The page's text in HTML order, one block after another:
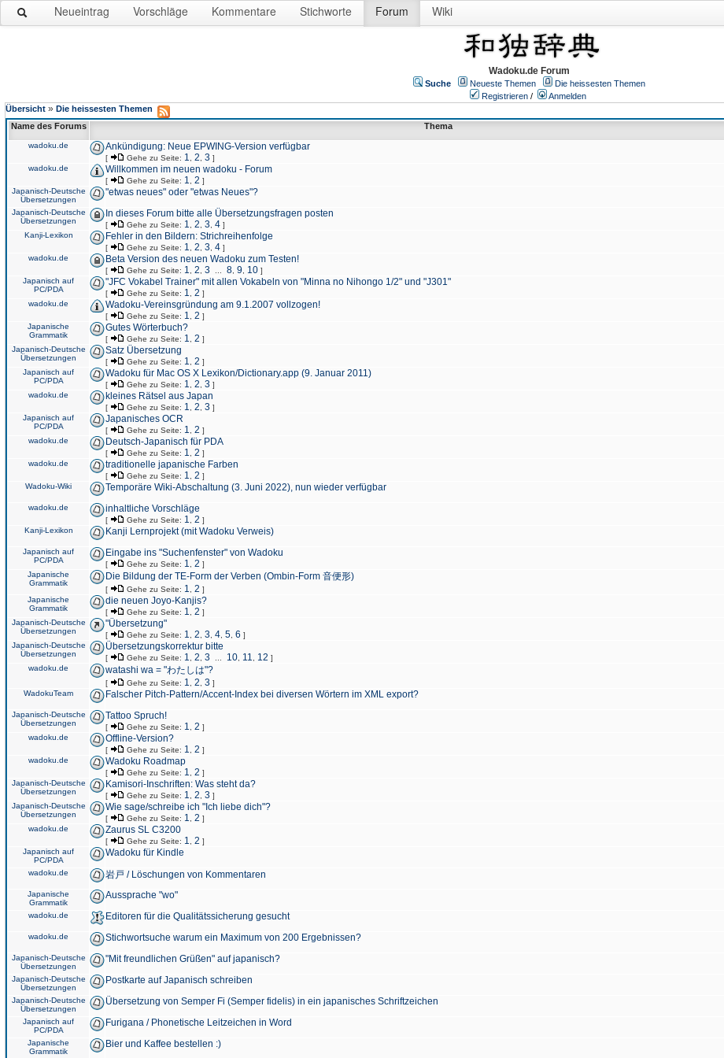
Neueintrag Vorschläge Kommentare Stichworte Forum Wiki
Wadoku.de Forum
Suche Neueste Themen
Die heissesten Themen
Registrieren /
Anmelden
Übersicht » Die heissesten Themen
Name des Forums
Thema
wadoku.de Ankündigung: Neue EPWING-Version verfügbar
[ Gehe zu Seite: 1 2 3 ]
wadoku.de Willkommen im neuen wadoku - Forum
[ Gehe zu Seite: 1 2 ]
Japanisch-Deutsche
Übersetzungen
"etwas neues" oder "etwas Neues"?
Japanisch-Deutsche
Übersetzungen
In dieses Forum bitte alle Übersetzungsfragen posten
[ Gehe zu Seite: 1 2 3 4 ]
Kanji-Lexikon Fehler in den Bildern: Strichreihenfolge
[ Gehe zu Seite: 1 2 3 4 ]
wadoku.de Beta Version des neuen Wadoku zum Testen!
[ Gehe zu Seite: 1 2 3 8 9 10 ]
Japanisch auf
PC/PDA
"JFC Vokabel Trainer" mit allen Vokabeln von "Minna no Nihongo 1/2" und "J301"
[ Gehe zu Seite: 1 2 ]
wadoku.de Wadoku-Vereinsgründung am 9.1.2007 vollzogen!
[ Gehe zu Seite: 1 2 ]
Japanische
Grammatik
Gutes Wörterbuch?
[ Gehe zu Seite: 1 2 ]
Japanisch-Deutsche
Übersetzungen
Satz Übersetzung
[ Gehe zu Seite: 1 2 ]
Japanisch auf
PC/PDA
Wadoku für Mac OS X Lexikon/Dictionary.app (9. Januar 2011)
[ Gehe zu Seite: 1 2 3 ]
wadoku.de kleines Rätsel aus Japan
[ Gehe zu Seite: 1 2 3 ]
Japanisch auf
PC/PDA
Japanisches OCR
[ Gehe zu Seite: 1 2 ]
wadoku.de Deutsch-Japanisch für PDA
[ Gehe zu Seite: 1 2 ]
wadoku.de traditionelle japanische Farben
[ Gehe zu Seite: 1 2 ]
Wadoku-Wiki Temporäre Wiki-Abschaltung (3. Juni 2022), nun wieder verfügbar
wadoku.de inhaltliche Vorschläge
[ Gehe zu Seite: 1 2 ]
Kanji-Lexikon Kanji Lernprojekt (mit Wadoku Verweis)
Japanisch auf
PC/PDA
Eingabe ins "Suchenfenster" von Wadoku
[ Gehe zu Seite: 1 2 ]
Japanische
Grammatik
Die Bildung der TE-Form der Verben (Ombin-Form 音便形)
[ Gehe zu Seite: 1 2 ]
Japanische
Grammatik
die neuen Joyo-Kanjis?
[ Gehe zu Seite: 1 2 ]
Japanisch-Deutsche
Übersetzungen
"Übersetzung"
[ Gehe zu Seite: 1 2 3 4 5 6 ]
Japanisch-Deutsche
Übersetzungen
Übersetzungskorrektur bitte
[ Gehe zu Seite: 1 2 3 10 11 12 ]
wadoku.de watashi wa = "わたしは"?
[ Gehe zu Seite: 1 2 3 ]
WadokuTeam Falscher Pitch-Pattern/Accent-Index bei diversen Wörtern im XML export?
Japanisch-Deutsche
Übersetzungen
Tattoo Spruch!
[ Gehe zu Seite: 1 2 ]
wadoku.de Offline-Version?
[ Gehe zu Seite: 1 2 ]
wadoku.de Wadoku Roadmap
[ Gehe zu Seite: 1 2 ]
Japanisch-Deutsche
Übersetzungen
Kamisori-Inschriften: Was steht da?
[ Gehe zu Seite: 1 2 3 ]
Japanisch-Deutsche
Übersetzungen
Wie sage/schreibe ich "Ich liebe dich"?
[ Gehe zu Seite: 1 2 ]
wadoku.de Zaurus SL C3200
[ Gehe zu Seite: 1 2 ]
Japanisch auf
PC/PDA
Wadoku für Kindle
wadoku.de 岩戸 / Löschungen von Kommentaren
Japanische
Grammatik
Aussprache "wo"
wadoku.de Editoren für die Qualitätssicherung gesucht
wadoku.de Stichwortsuche warum ein Maximum von 200 Ergebnissen?
Japanisch-Deutsche
Übersetzungen
"Mit freundlichen Grüßen" auf japanisch?
Japanisch-Deutsche
Übersetzungen
Postkarte auf Japanisch schreiben
Japanisch-Deutsche
Übersetzungen
Übersetzung von Semper Fi (Semper fidelis) in ein japanisches Schriftzeichen
Japanisch auf
PC/PDA
Furigana / Phonetische Leitzeichen in Word
Japanische
Grammatik
Bier und Kaffee bestellen :)